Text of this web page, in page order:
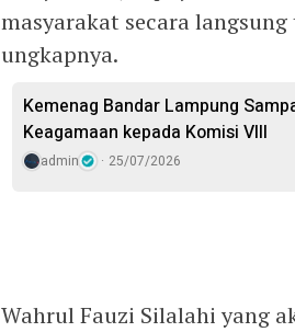
masyarakat secara
ungkapnya.
Kemenag Bandar Lampung
Keagamaan kepada Komisi VIII
admin 25/07/2026
Wahrul Fauzi Silalahi yang